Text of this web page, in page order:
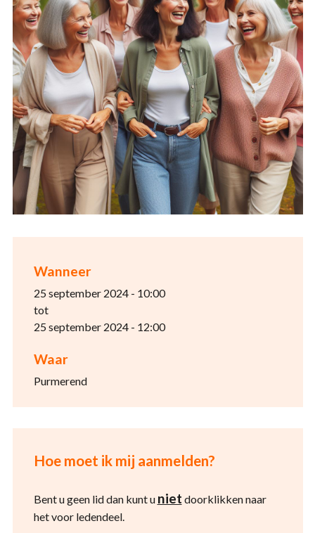
Wanneer
25 september 2024 - 10:00
tot
25 september 2024 - 12:00
Waar
Purmerend
Hoe moet ik mij aanmelden?
Bent u geen lid dan kunt u niet doorklikken naar
het voor ledendeel.